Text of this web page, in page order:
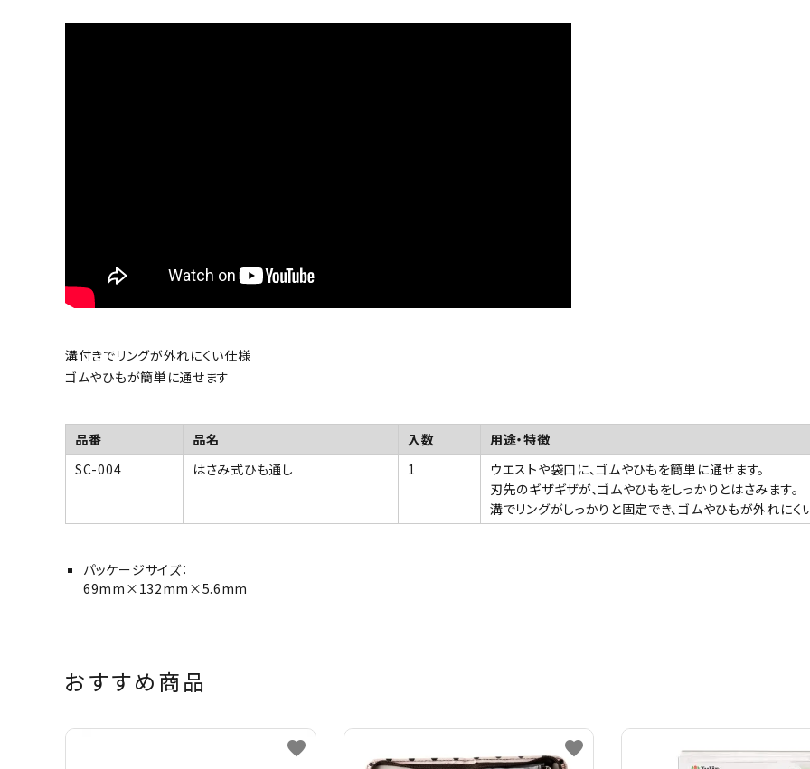
溝付きでリングが外れにくい仕様
ゴムやひもが簡単に通せます
品番 品名 入数
用途・特徴
SC-004
はさみ式ひも通し 1
ウエストや袋口に、ゴムやひもを簡単に通せます。
刃先のギザギザが、ゴムやひもをしっかりとはさみます。
溝でリングがしっかりと固定でき、ゴムやひもが外れにく
パッケージサイズ：
69mm×132mm×5.6mm
おすすめ商品
favorite favorite